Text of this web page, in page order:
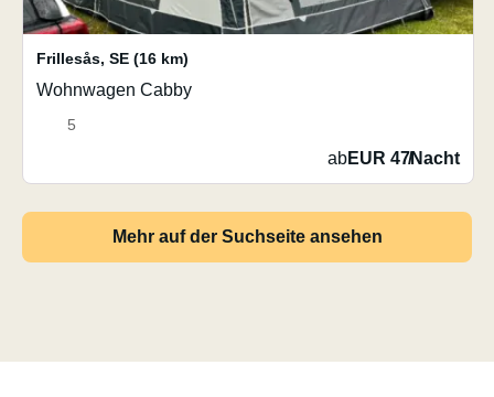
Frillesås, SE (16 km)
Wohnwagen Cabby
5
abEUR 47/Nacht
Mehr auf der Suchseite ansehen